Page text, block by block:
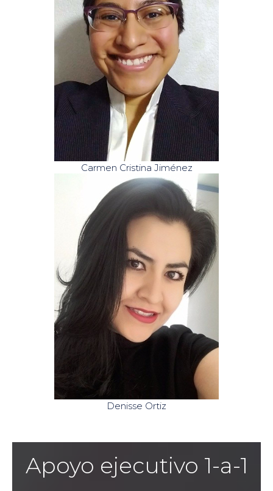
Carmen Cristina Jiménez
Denisse Ortiz
Apoyo ejecutivo 1-a-1